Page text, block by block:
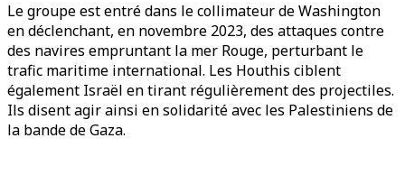
Le groupe est entré dans le collimateur de Washington
en déclenchant, en novembre 2023, des attaques contre
des navires empruntant la mer Rouge, perturbant le
trafic maritime international. Les Houthis ciblent
également Israël en tirant régulièrement des projectiles.
Ils disent agir ainsi en solidarité avec les Palestiniens de
la bande de Gaza.